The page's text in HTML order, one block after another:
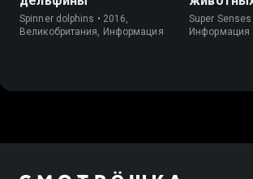
Spinner dolphins • 2016,
Великобритания, Информация
Super
Информация